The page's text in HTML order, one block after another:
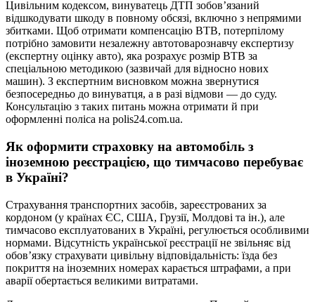
Цивільним кодексом, винуватець ДТП зобов’язаний
відшкодувати шкоду в повному обсязі, включно з непрямими
збитками. Щоб отримати компенсацію ВТВ, потерпілому
потрібно замовити незалежну автотоварознавчу експертизу
(експертну оцінку авто), яка розрахує розмір ВТВ за
спеціальною методикою (зазвичай для відносно нових
машин). З експертним висновком можна звернутися
безпосередньо до винуватця, а в разі відмови — до суду.
Консультацію з таких питань можна отримати й при
оформленні поліса на polis24.com.ua.
Як оформити страховку на автомобіль з
іноземною реєстрацією, що тимчасово перебуває
в Україні?
Страхування транспортних засобів, зареєстрованих за
кордоном (у країнах ЄС, США, Грузії, Молдові та ін.), але
тимчасово експлуатованих в Україні, регулюється особливими
нормами. Відсутність української реєстрації не звільняє від
обов’язку страхувати цивільну відповідальність: їзда без
покриття на іноземних номерах карається штрафами, а при
аварії обертається великими витратами.